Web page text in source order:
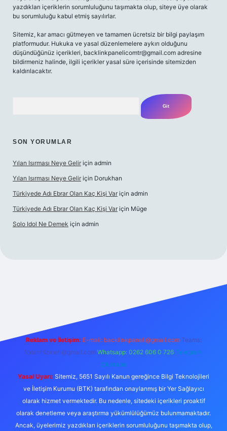
yazdıkları içeriklerin sorumluluğunu taşımakta olup, siteye üye olarak
bu sorumluluğu kabul etmiş sayılırlar.
Sitemiz, kar amacı gütmeyen ve tamamen ücretsiz bir bilgi paylaşım
platformudur. Hukuka ve yasal düzenlemelere aykırı olduğunu
düşündüğünüz içerikleri, backlinkpanelicomtr@gmail.com adresine
bildirmeniz halinde, ilgili içerikler yasal süre içerisinde sitemizden
kaldırılacaktır.
SON YORUMLAR
Yılan Isırması Neye Gelir için admin
Yılan Isırması Neye Gelir için Dorukhan
Türkiyede Adı Ebrar Olan Kaç Kişi Var için admin
Türkiyede Adı Ebrar Olan Kaç Kişi Var için Müge
Solo Idol Ne Demek için admin
Reklam ve İletişim: E-mail: backlinkpaneli@gmail.com Teams:
forumhizmeti@gmail.com Whatsapp: 0262 606 0 726 Telegram:
@karabul
Yasal Uyarı: Sitemiz, 5651 Sayılı Kanun gereğince Bilgi Teknolojileri
ve İletişim Kurumu (BTK) tarafından onaylanmış bir Yer Sağlayıcı
olarak hizmet vermektedir. Bu nedenle, sitedeki içerikleri proaktif
olarak denetleme veya araştırma yükümlülüğümüz bulunmamaktadır.
Ancak, üyelerimiz yazdıkları içeriklerin sorumluluğunu taşımakta olup,